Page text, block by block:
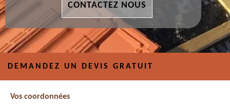
CONTACTEZ NOUS
DEMANDEZ UN DEVIS GRATUIT
Vos coordonnées